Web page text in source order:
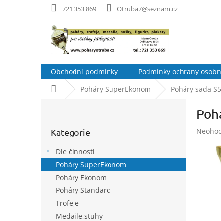
na
721 353 869 Otruba7@seznam.cz
Obchodní podmínky Podmínky ochrany
Domů Poháry SuperEkonom Poháry sada
a
n
kategorie
Kategorie
Dle činnosti
Poháry SuperEkonom
Poháry Ekonom
Poháry Standard
Trofeje
Medaile,stuhy